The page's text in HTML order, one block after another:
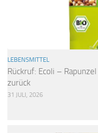
LEBENSMITTEL
Rückruf: Ecoli –
zurück
31 JULI, 2026